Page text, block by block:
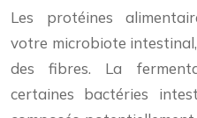
Les protéines
votre microbiote
des fibres. La
certaines bactéries